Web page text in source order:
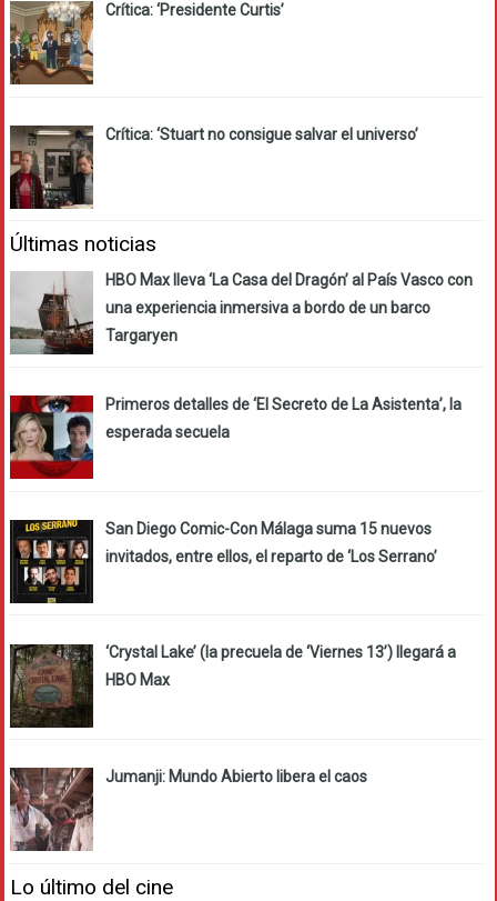
Crítica: ‘Presidente Curtis’
Crítica: ‘Stuart no consigue salvar el universo’
Últimas noticias
HBO Max lleva ‘La Casa del Dragón’ al País Vasco con
una experiencia inmersiva a bordo de un barco
Targaryen
Primeros detalles de ‘El Secreto de La Asistenta’, la
esperada secuela
San Diego Comic-Con Málaga suma 15 nuevos
invitados, entre ellos, el reparto de ‘Los Serrano’
‘Crystal Lake’ (la precuela de ‘Viernes 13’) llegará a
HBO Max
Jumanji: Mundo Abierto libera el caos
Lo último del cine